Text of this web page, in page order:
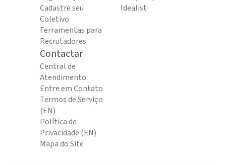
Cadastre seu
Coletivo
Ferramentas para
Recrutadores
Idealist
Contactar
Central de
Atendimento
Entre em Contato
Termos de Serviço
(EN)
Política de
Privacidade (EN)
Mapa do Site